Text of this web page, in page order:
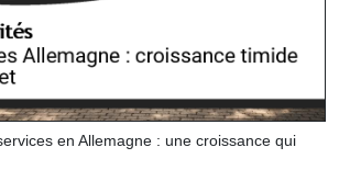
en Allemagne : une croissance qui